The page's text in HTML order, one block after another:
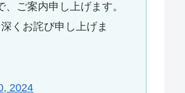
ご案内申し上げます。
くお詫び申し上げま
2024